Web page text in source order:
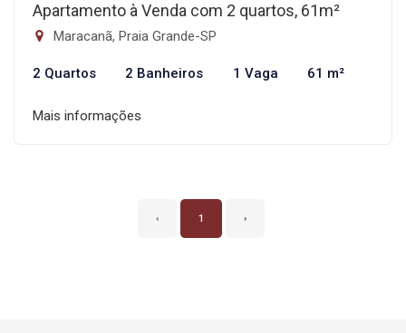
Apartamento à Venda com 2 quartos, 61m²
Maracanã, Praia Grande-SP
2 Quartos 2 Banheiros 1 Vaga 61 m²
Mais informações
‹ 1 ›